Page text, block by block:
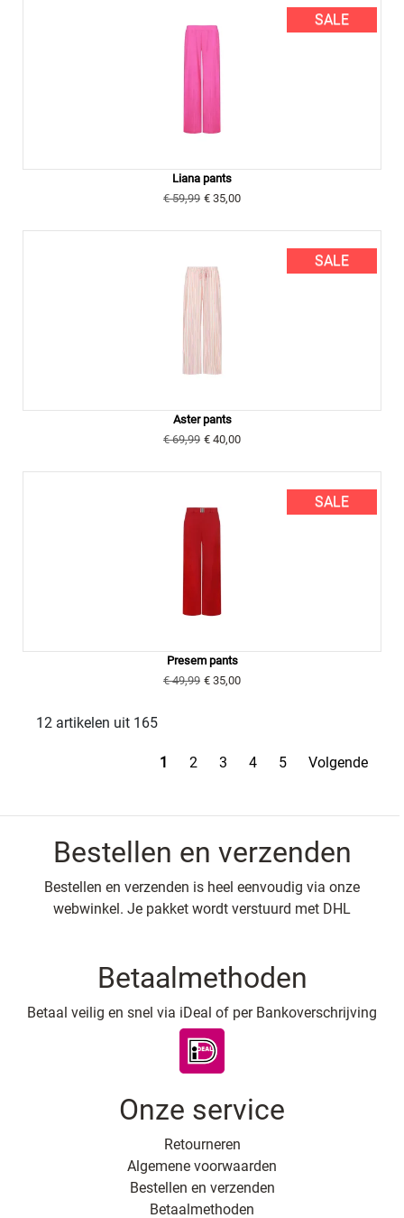
SALE
Liana pants
€ 59,99 € 35,00
SALE
Aster pants
€ 69,99 € 40,00
SALE
Presem pants
€ 49,99 € 35,00
12 artikelen uit 165
1 2 3 4 5 Volgende
Bestellen en verzenden
Bestellen en verzenden is heel eenvoudig via onze
webwinkel. Je pakket wordt verstuurd met DHL
Betaalmethoden
Betaal veilig en snel via iDeal of per Bankoverschrijving
Onze service
Retourneren
Algemene voorwaarden
Bestellen en verzenden
Betaalmethoden